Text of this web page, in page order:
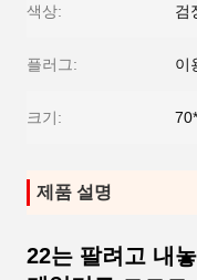
색상: 검
플러그: 이
크기:
제품 설명
22는 팔려고 내